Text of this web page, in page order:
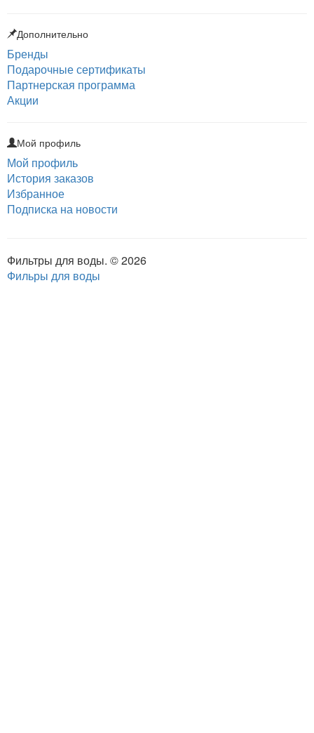
Дополнительно
Бренды
Подарочные сертификаты
Партнерская программа
Акции
Мой профиль
Мой профиль
История заказов
Избранное
Подписка на новости
Фильтры для воды. © 2026
Фильры для воды